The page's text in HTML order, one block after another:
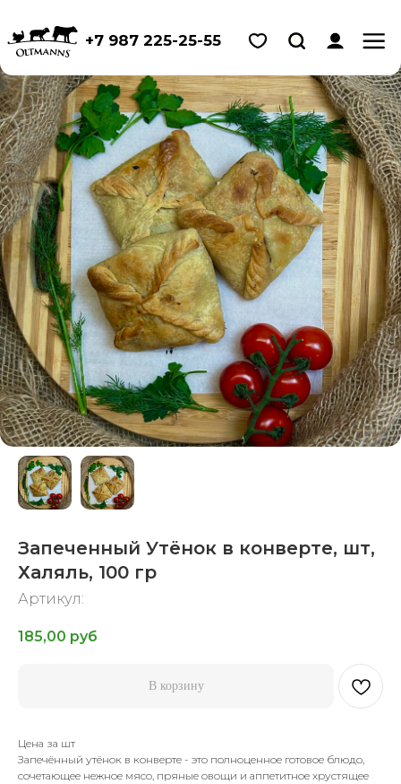
+7 987 225-25-55
Запеченный Утёнок в конверте, шт,
Халяль, 100 гр
Артикул:
185,00 руб
В корзину
Цена за шт
Запечённый утёнок в конверте - это полноценное готовое блюдо,
сочетающее нежное мясо, пряные овощи и аппетитное хрустящее